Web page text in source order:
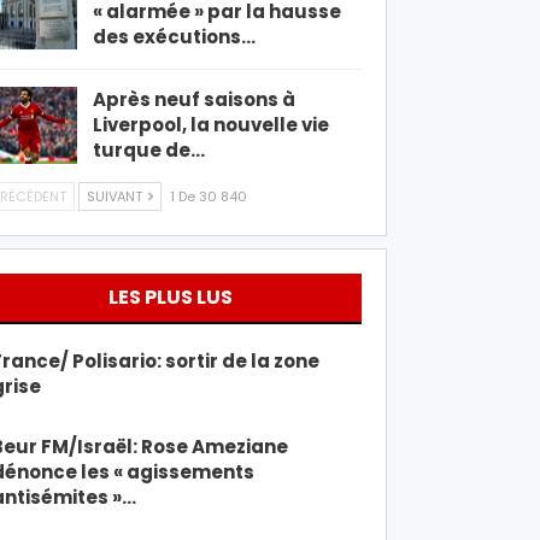
« alarmée » par la hausse
des exécutions…
Après neuf saisons à
Liverpool, la nouvelle vie
turque de…
SUIVANT 1 De 30 840
LES PLUS LUS
Polisario: sortir de la zone
FM/Israël: Rose Ameziane
les « agissements
»…